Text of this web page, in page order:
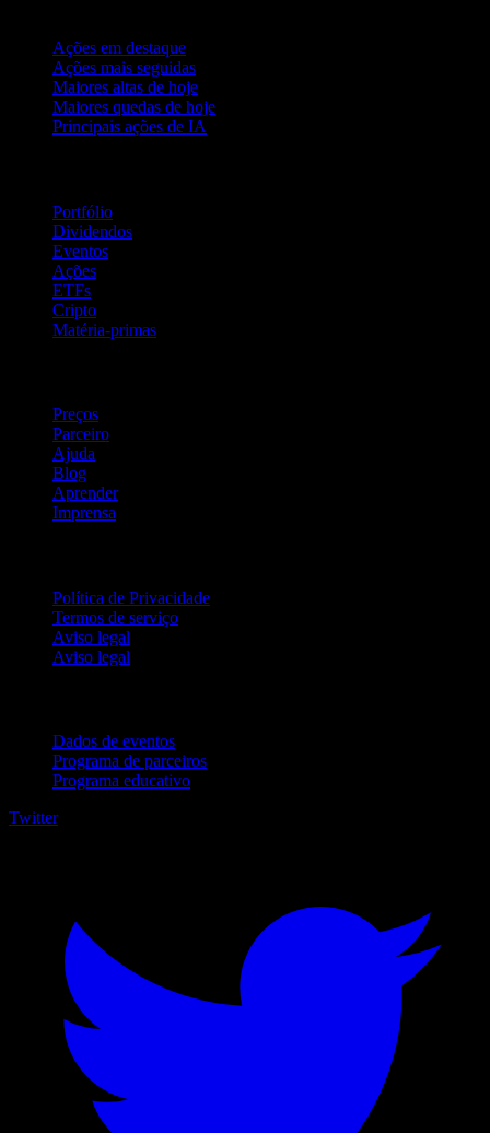
Ações em destaque
Ações mais seguidas
Maiores altas de hoje
Maiores quedas de hoje
Principais ações de IA
Portfólio
Dividendos
Eventos
Ações
ETFs
Cripto
Matéria-primas
Preços
Parceiro
Ajuda
Blog
Aprender
Imprensa
Política de Privacidade
Termos de serviço
Aviso legal
Aviso legal
Dados de eventos
Programa de parceiros
Programa educativo
Twitter